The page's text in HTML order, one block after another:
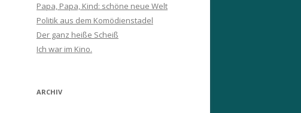
Papa, Papa, Kind: schöne neue Welt
Politik aus dem Komödienstadel
Der ganz heiße Scheiß
Ich war im Kino.
ARCHIV